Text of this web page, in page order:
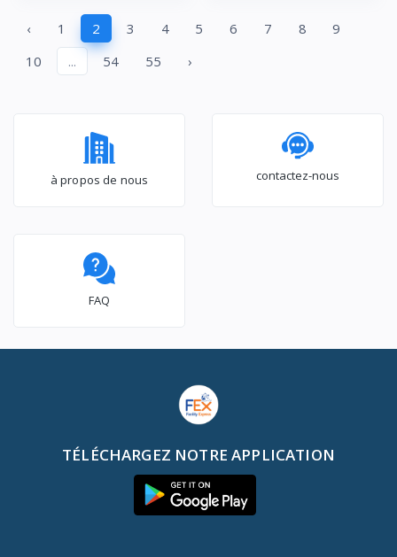
85C350NE
‹ 1 2 3 4 5 6 7 8
9
10
... 54 55 ›
à propos de nous contactez-nous
FAQ
TÉLÉCHARGEZ NOTRE APPLICATION